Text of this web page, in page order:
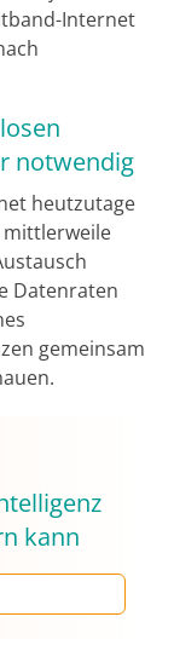
Internet
notwendig
heutzutage
mittlerweile
Datenraten
gemeinsam
kann